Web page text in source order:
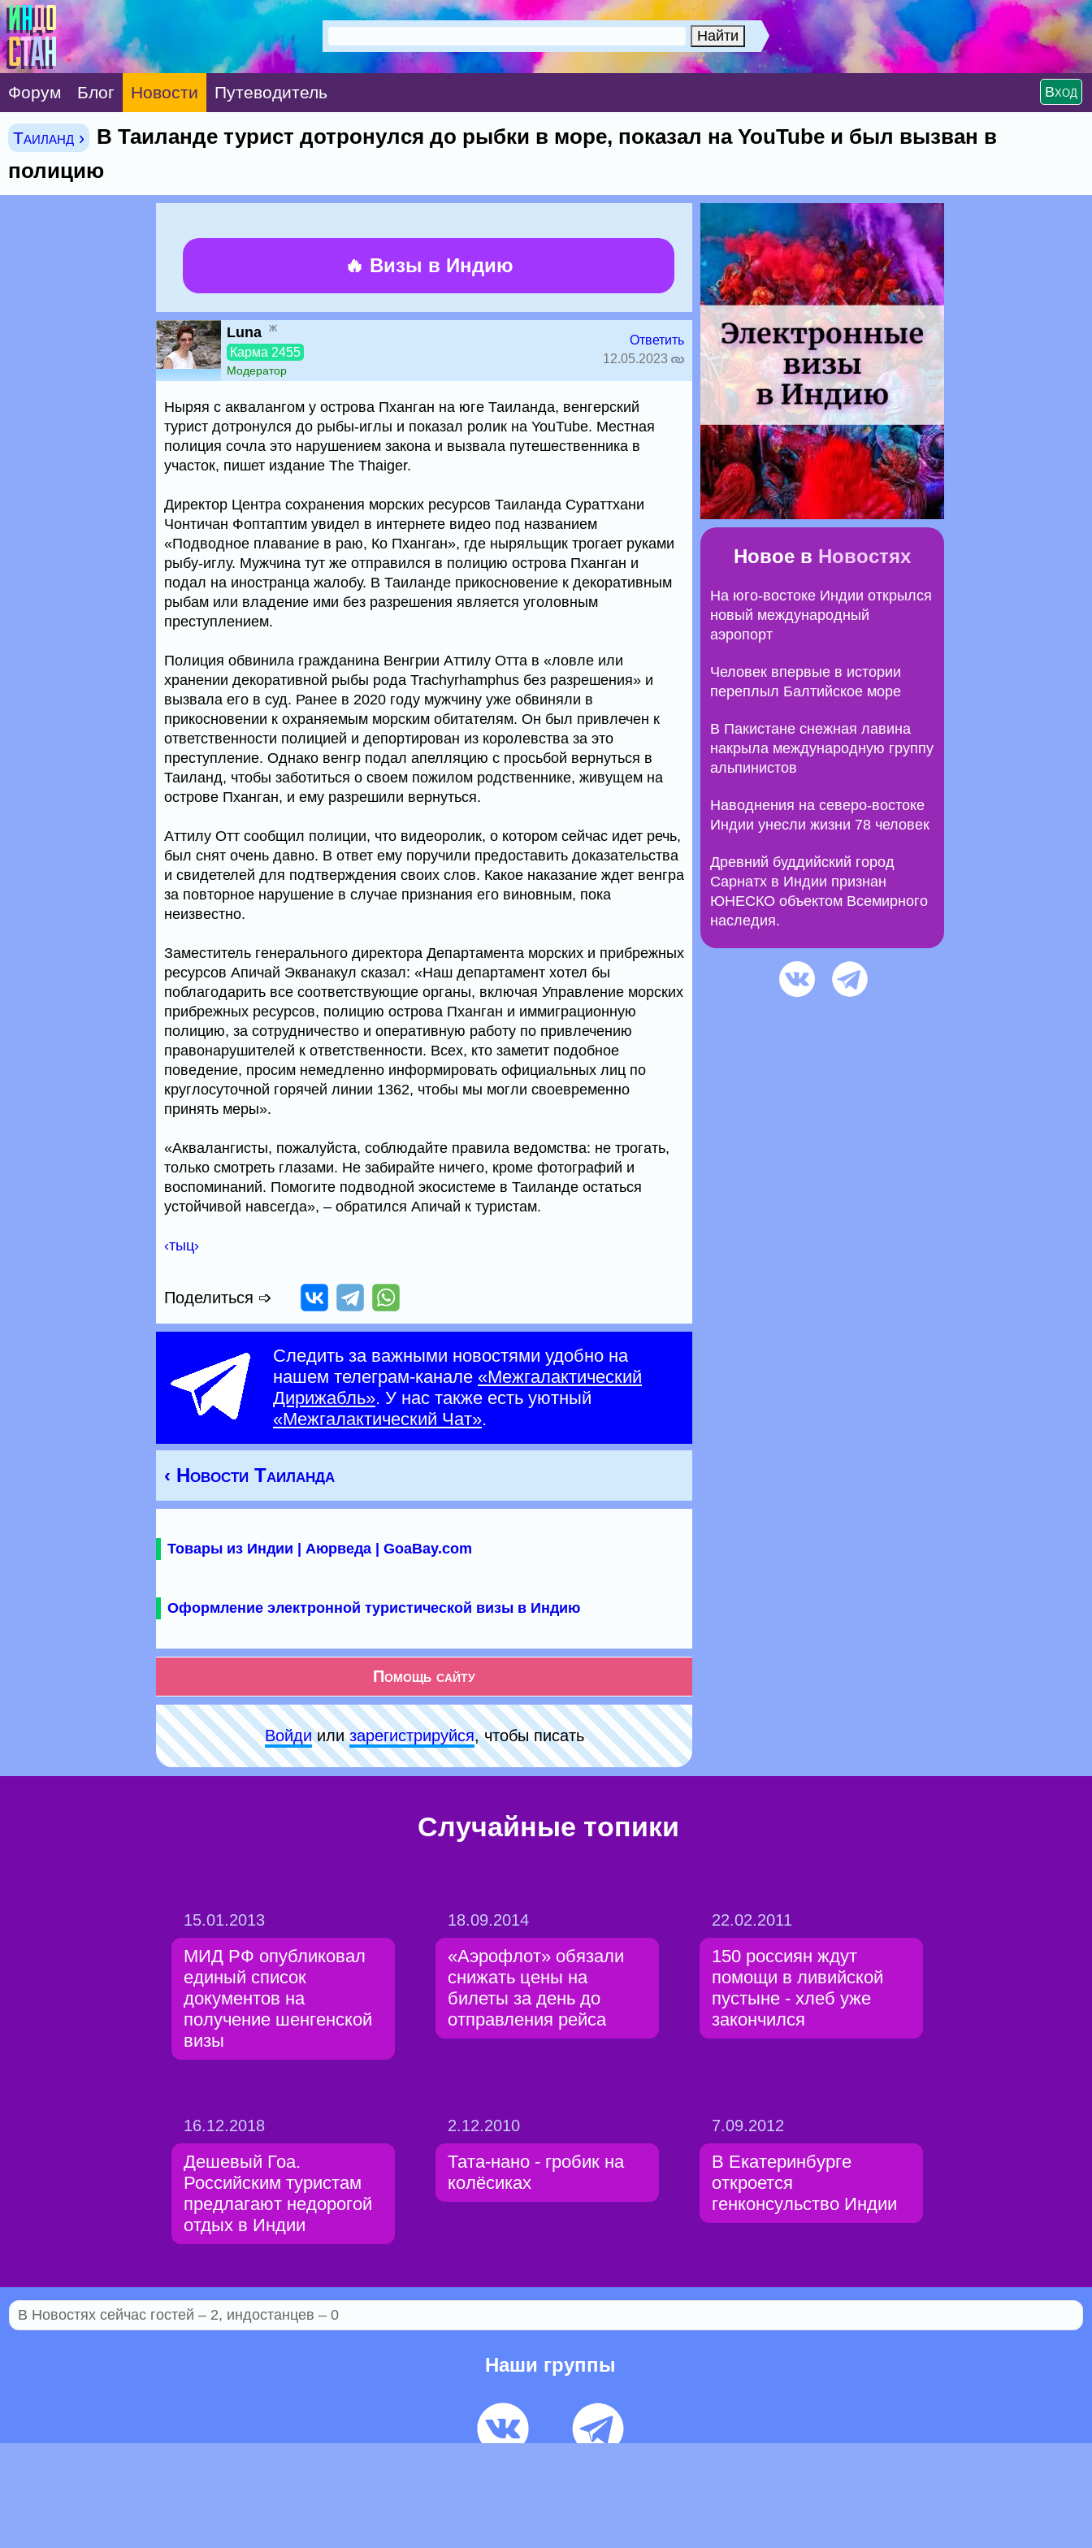
Форум Блог Новости Путеводитель Вход
Таиланд ›
В Таиланде турист дотронулся до рыбки в море, показал на YouTube и был вызван в
полицию
🔥 Визы в Индию
Luna ж
Карма 2455
Модератор
Ответить
12.05.2023
Ныряя с аквалангом у острова Пханган на юге Таиланда, венгерский
турист дотронулся до рыбы-иглы и показал ролик на YouTube. Местная
полиция сочла это нарушением закона и вызвала путешественника в
участок, пишет издание The Thaiger.
Директор Центра сохранения морских ресурсов Таиланда Сураттхани
Чонтичан Фоптаптим увидел в интернете видео под названием
«Подводное плавание в раю, Ко Пханган», где ныряльщик трогает руками
рыбу-иглу. Мужчина тут же отправился в полицию острова Пханган и
подал на иностранца жалобу. В Таиланде прикосновение к декоративным
рыбам или владение ими без разрешения является уголовным
преступлением.
Полиция обвинила гражданина Венгрии Аттилу Отта в «ловле или
хранении декоративной рыбы рода Trachyrhamphus без разрешения» и
вызвала его в суд. Ранее в 2020 году мужчину уже обвиняли в
прикосновении к охраняемым морским обитателям. Он был привлечен к
ответственности полицией и депортирован из королевства за это
преступление. Однако венгр подал апелляцию с просьбой вернуться в
Таиланд, чтобы заботиться о своем пожилом родственнике, живущем на
острове Пханган, и ему разрешили вернуться.
Аттилу Отт сообщил полиции, что видеоролик, о котором сейчас идет речь,
был снят очень давно. В ответ ему поручили предоставить доказательства
и свидетелей для подтверждения своих слов. Какое наказание ждет венгра
за повторное нарушение в случае признания его виновным, пока
неизвестно.
Заместитель генерального директора Департамента морских и прибрежных
ресурсов Апичай Экванакул сказал: «Наш департамент хотел бы
поблагодарить все соответствующие органы, включая Управление морских
прибрежных ресурсов, полицию острова Пханган и иммиграционную
полицию, за сотрудничество и оперативную работу по привлечению
правонарушителей к ответственности. Всех, кто заметит подобное
поведение, просим немедленно информировать официальных лиц по
круглосуточной горячей линии 1362, чтобы мы могли своевременно
принять меры».
«Аквалангисты, пожалуйста, соблюдайте правила ведомства: не трогать,
только смотреть глазами. Не забирайте ничего, кроме фотографий и
воспоминаний. Помогите подводной экосистеме в Таиланде остаться
устойчивой навсегда», – обратился Апичай к туристам.
‹тыц›
Поделиться ➩
Следить за важными новостями удобно на
нашем телеграм-канале «Межгалактический
Дирижабль». У нас также есть уютный
«Межгалактический Чат».
‹ Новости Таиланда
Товары из Индии | Аюрведа | GoaBay.com
Оформление электронной туристической визы в Индию
Помощь сайту
Войдиилизарeгиcтpируйся, чтобы писать
Новое в Новостях
На юго-востоке Индии открылся
новый международный
аэропорт
Человек впервые в истории
переплыл Балтийское море
В Пакистане снежная лавина
накрыла международную группу
альпинистов
Наводнения на северо-востоке
Индии унесли жизни 78 человек
Древний буддийский город
Сарнатх в Индии признан
ЮНЕСКО объектом Всемирного
наследия.
Случайные топики
15.01.2013
МИД РФ опубликовал
единый список
документов на
получение шенгенской
визы
18.09.2014
«Аэрофлот» обязали
снижать цены на
билеты за день до
отправления рейса
22.02.2011
150 россиян ждут
помощи в ливийской
пустыне - хлеб уже
закончился
16.12.2018
Дешевый Гоа.
Российским туристам
предлагают недорогой
отдых в Индии
2.12.2010
Тата-нано - гробик на
колёсиках
7.09.2012
В Екатеринбурге
откроется
генконсульство Индии
В Новостях сейчас гостей – 2, индостанцев – 0
Наши группы